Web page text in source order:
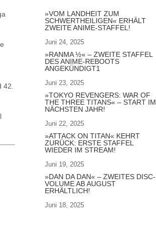
»VOM LANDHEIT ZUM
SCHWERTHEILIGEN« ERHÄLT
ZWEITE ANIME-STAFFEL!
Juni 24, 2025
»RANMA ½« – ZWEITE STAFFEL
DES ANIME-REBOOTS
ANGEKÜNDIGT1
Juni 23, 2025
»TOKYO REVENGERS: WAR OF
THE THREE TITANS« – START IM
NÄCHSTEN JAHR!
Juni 22, 2025
»ATTACK ON TITAN« KEHRT
ZURÜCK: ERSTE STAFFEL
WIEDER IM STREAM!
Juni 19, 2025
»DAN DA DAN« – ZWEITES DISC-
VOLUME AB AUGUST
ERHÄLTLICH!
Juni 18, 2025